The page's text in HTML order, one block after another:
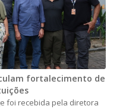
fortalecimento de
foi recebida pela diretora